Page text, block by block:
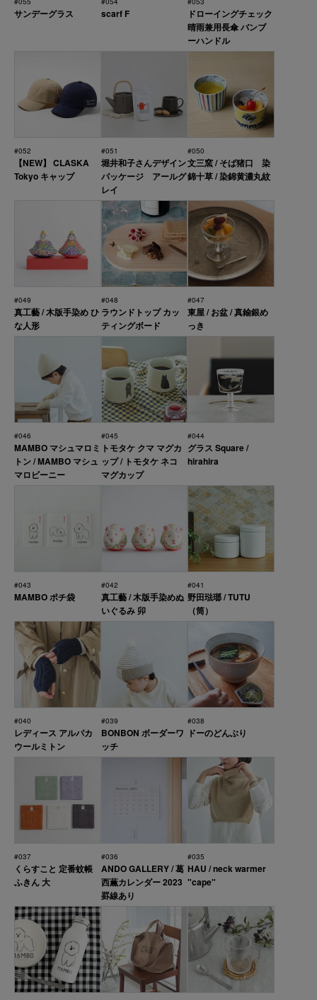
サンデーグラス scarf F
ドローイングチェック
晴雨兼用長傘 バンブ
ーハンドル
#052
【NEW】 CLASKA
Tokyo キャップ
#051
堀井和子さんデザイン
パッケージ アールグ
レイ
#050
文三窯 / そば猪口 染
錦十草 / 染錦黄濃丸紋
#049
真工藝 / 木版手染め ひ
な人形
#048
ラウンドトップ カッ
ティングボード
#047
東屋 / お盆 / 真鍮銀め
っき
#046
MAMBO マシュマロミ
トン / MAMBO マシュ
マロビーニー
#045
トモタケ クマ マグカ
ップ / トモタケ ネコ
マグカップ
#044
グラス Square /
hirahira
#043
MAMBO ポチ袋
#042
真工藝 / 木版手染めぬ
いぐるみ 卯
#041
野田琺瑯 / TUTU
（筒）
#040
レディース アルパカ
ウールミトン
#039
BONBON ボーダーワ
ッチ
#038
ドーのどんぶり
#037
くらすこと 定番蚊帳
ふきん 大
#036
ANDO GALLERY / 葛
西薫カレンダー 2023
罫線あり
#035
HAU / neck warmer
"cape"